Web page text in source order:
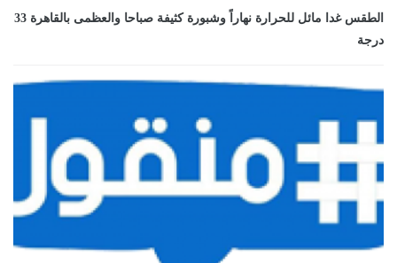
الطقس غدا مائل للحرارة نهاراً وشبورة كثيفة صباحا والعظمى بالقاهرة 33
درجة